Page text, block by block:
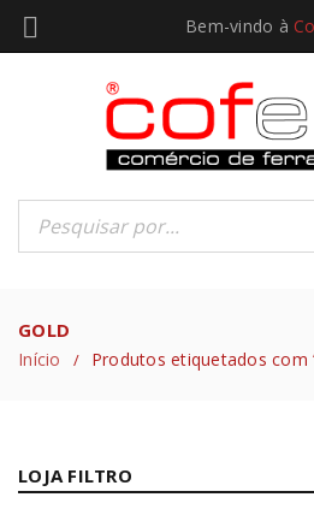
Bem-vindo à
GOLD
Início / Produtos etiquetados com
LOJA FILTRO